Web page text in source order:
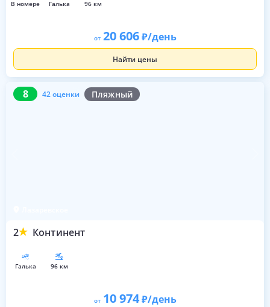
в номере галька 96 км
от 20 606 /день
Найти цены
8 42 оценки Пляжный
2 Континент
8 42 оценки
галька 96 км
от 10 974 /день